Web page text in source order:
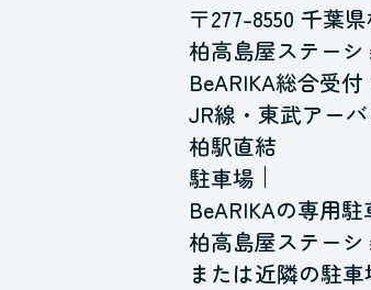
〒277-8550 千葉
柏高島屋ステーシ
BeARIKA総合受付
JR線・東武アー
柏駅直結
駐車場
BeARIKAの専用駐
柏高島屋ステーシ
または近隣の駐車